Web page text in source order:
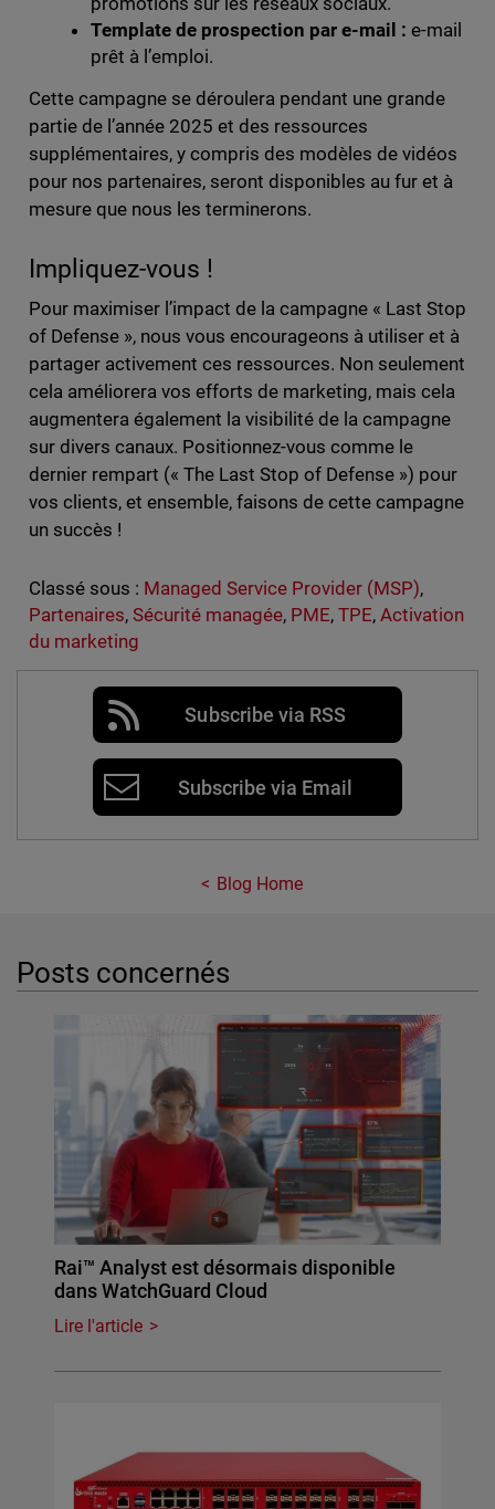
Template de prospection par e-mail : e-mail
prêt à l’emploi.
Cette campagne se déroulera pendant une grande
partie de l’année 2025 et des ressources
supplémentaires, y compris des modèles de vidéos
pour nos partenaires, seront disponibles au fur et à
mesure que nous les terminerons.
Impliquez-vous !
Pour maximiser l’impact de la campagne « Last Stop
of Defense », nous vous encourageons à utiliser et à
partager activement ces ressources. Non seulement
cela améliorera vos efforts de marketing, mais cela
augmentera également la visibilité de la campagne
sur divers canaux. Positionnez-vous comme le
dernier rempart (« The Last Stop of Defense ») pour
vos clients, et ensemble, faisons de cette campagne
un succès !
Classé sous : Managed Service Provider (MSP),
Partenaires, Sécurité managée, PME,TPE,Activation
du marketing
Subscribe via RSS
Subscribe via Email
Blog Home
Posts concernés
Rai™ Analyst est désormais disponible
dans WatchGuard Cloud
Lire l'article